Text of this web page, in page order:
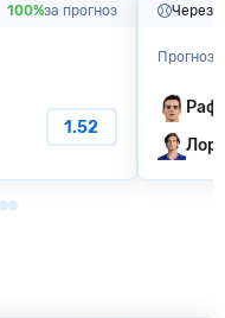
100%за прогноз
1.52
Через
Прогноз